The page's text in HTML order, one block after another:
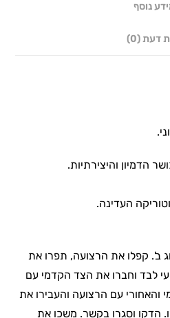
נוסף
דעת (0)
הדמיון והיצירתיות.
העדינה.
ב'. קפלו את הרצועה, תפרו את
לבד וחברו את הצד הקדמי עם
והאחורי עם הרצועה והעבירו את
שנוצרו. הדקו וסגרו בקשר. משכו את